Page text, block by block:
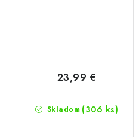
Skladom (306 ks)
23,99 €